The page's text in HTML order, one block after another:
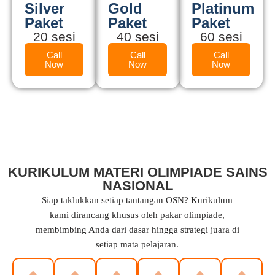
Silver
Paket
20 sesi
Call
Now
Gold
Paket
40 sesi
Call
Now
Platinum
Paket
60 sesi
Call
Now
KURIKULUM MATERI OLIMPIADE SAINS
NASIONAL
Siap taklukkan setiap tantangan OSN? Kurikulum
kami dirancang khusus oleh pakar olimpiade,
membimbing Anda dari dasar hingga strategi juara di
setiap mata pelajaran.